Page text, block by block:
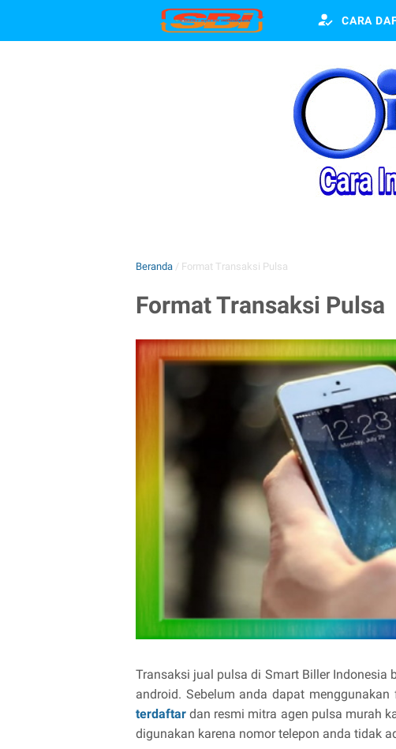
CARA
Beranda / Format Transaksi Pulsa
Format Transaksi Pulsa
Transaksi jual pulsa di Smart Biller Indonesia
android. Sebelum anda dapat
terdaftar dan resmi mitra agen pulsa murah
digunakan karena nomor telepon anda tidak